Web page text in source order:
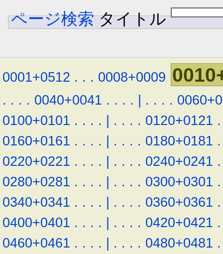
ページ検索 タイトル
0001+0512 . . . 0008+0009
. . . . 0040+0041 . . . . | . . . .
0100+0101 . . . . | . . . . 0120+0121 .
0160+0161 . . . . | . . . . 0180+0181 .
0220+0221 . . . . | . . . . 0240+0241 .
0280+0281 . . . . | . . . . 0300+0301 .
0340+0341 . . . . | . . . . 0360+0361 .
0400+0401 . . . . | . . . . 0420+0421 .
0460+0461 . . . . | . . . . 0480+0481 .